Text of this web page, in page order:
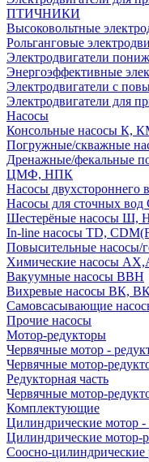
ПТИЧНИКИ
Высоковольтные
Рольганговые
Электродвигатели
Энергоэффективные
Электродвигатели с
Электродвигатели для
Насосы
Консольные насосы К,
Погружные/скважные
Дренажные/фекальные
ЦМФ, НПК
Насосы двухстороннего
Насосы для сточных
Шестерёные насосы
In-line насосы TD,
Повысительные
Химические насосы
Вакуумные насосы ВВН
Вихревые насосы ВК,
Самовсасывающие
Прочие насосы
Мотор-редукторы
Червячные мотор -
Червячные мотор-
Редукторная часть
Червячные мотор-
Комплектующие
Цилиндрические мотор -
Цилиндрические мотор-
Соосно-